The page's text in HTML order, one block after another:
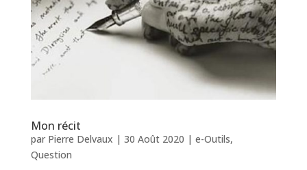
Mon récit
par Pierre Delvaux | 30 Août 2020 | e-Outils,
Question